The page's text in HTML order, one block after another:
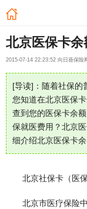
北京医保卡余
2015-07-14 22:23:52 向日葵保险
[导读]：随着社保的
您知道在北京医保
查到您的医保卡余
保就医费用？北京
细介绍北京医保卡
北京社保卡（医保
北京市医疗保险中